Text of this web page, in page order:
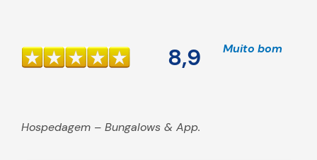
8,9 Muito bom
Hospedagem – Bungalows & App.